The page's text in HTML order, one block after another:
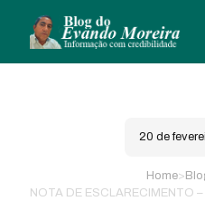
20 de
Home>
NOTA DE ESCLARECIMENTO